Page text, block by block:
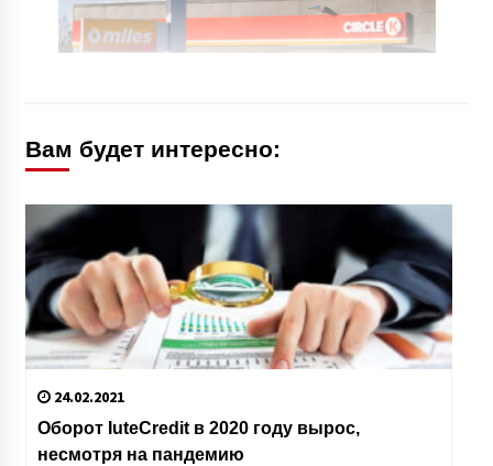
Вам будет интересно:
24.02.2021
Оборот IuteCredit в 2020 году вырос,
несмотря на пандемию